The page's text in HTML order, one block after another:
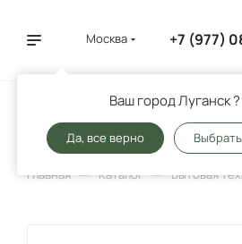
Москва
Ваш город Луганск ?
Да, все верно
+7 (977)
Варочная
Главная — Каталог — Бытовая